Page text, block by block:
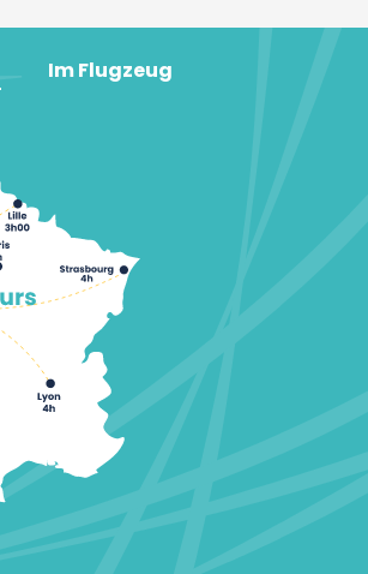
Im Flugzeug